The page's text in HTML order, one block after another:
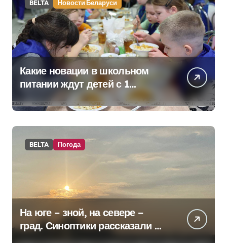
BELTA Новости Беларуси
Какие новации в школьном
питании ждут детей с 1
сентября, рассказали в
правительстве
BELTA Погода
На юге – зной, на севере –
град. Синоптики рассказали о
погоде на сегодня